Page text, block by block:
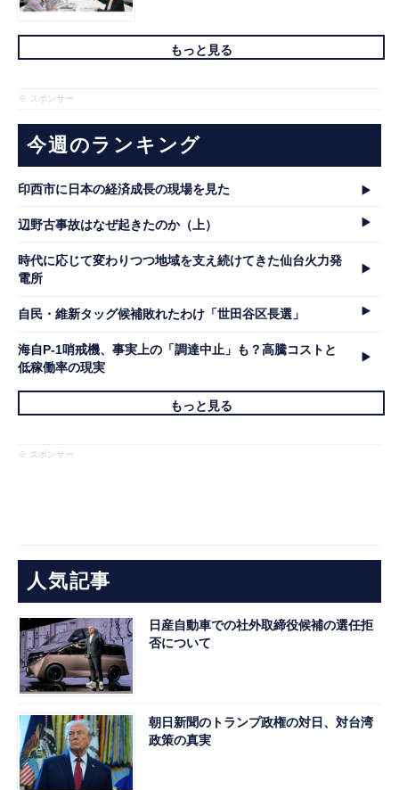
もっと見る
※ スポンサー
今週のランキング
印西市に日本の経済成長の現場を見た
辺野古事故はなぜ起きたのか（上）
時代に応じて変わりつつ地域を支え続けてきた仙台火力発
電所
自民・維新タッグ候補敗れたわけ「世田谷区長選」
海自P-1哨戒機、事実上の「調達中止」も？高騰コストと
低稼働率の現実
もっと見る
※ スポンサー
人気記事
日産自動車での社外取締役候補の選任拒
否について
朝日新聞のトランプ政権の対日、対台湾
政策の真実